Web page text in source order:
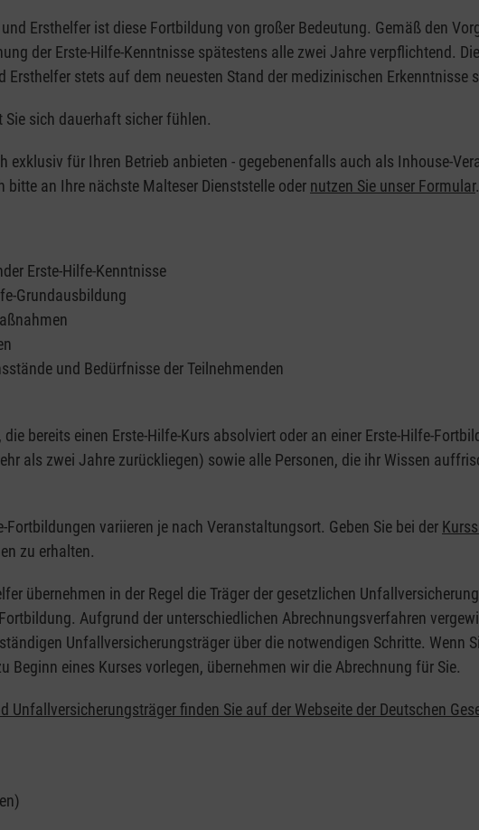
Ersthelfer ist diese Fortbildung von großer Bedeutung. Gemäß den
der Erste-Hilfe-Kenntnisse spätestens alle zwei Jahre verpflichtend.
Ersthelfer stets auf dem neuesten Stand der medizinischen Erkenntnisse
sich dauerhaft sicher fühlen.
exklusiv für Ihren Betrieb anbieten - gegebenenfalls auch als Inhouse-
bitte an Ihre nächste Malteser Dienststelle oder nutzen Sie unser Formular.
Erste-Hilfe-Kenntnisse
Grundausbildung
und Bedürfnisse der Teilnehmenden
bereits einen Erste-Hilfe-Kurs absolviert oder an einer Erste-Hilfe-
als zwei Jahre zurückliegen) sowie alle Personen, die ihr Wissen
variieren je nach Veranstaltungsort. Geben Sie bei der
zu erhalten.
übernehmen in der Regel die Träger der gesetzlichen
Aufgrund der unterschiedlichen Abrechnungsverfahren
Unfallversicherungsträger über die notwendigen Schritte. Wenn
Beginn eines Kurses vorlegen, übernehmen wir die Abrechnung für Sie.
Unfallversicherungsträger finden Sie auf der Webseite der Deutschen